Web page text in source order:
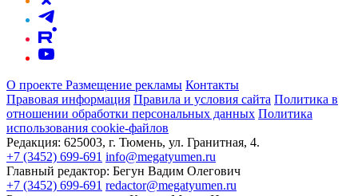
О проекте Размещение рекламы Контакты
Правовая информация Правила и условия сайта Политика в
отношении обработки персональных данных Политика
использования cookie-файлов
Редакция: 625003, г. Тюмень, ул. Гранитная, 4.
+7 (3452) 699-691 info@megatyumen.ru
Главный редактор: Бегун Вадим Олегович
+7 (3452) 699-691 redactor@megatyumen.ru